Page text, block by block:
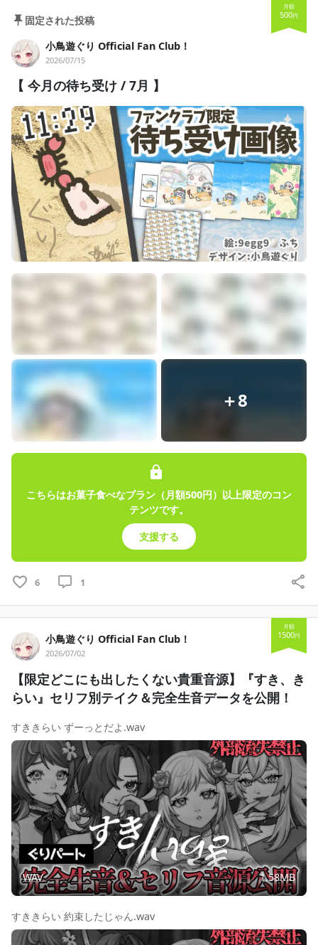
固定された投稿
小鳥遊ぐり Official Fan Club！
2026/07/15
月額
500円
【 今月の待ち受け / 7月 】
＋8
こちらはお菓子食べなプラン（月額500円）以上限定のコン
テンツです。
支援する
6 1
小鳥遊ぐり Official Fan Club！
2026/07/02
月額
1500円
【限定どこにも出したくない貴重音源】『すき、き
らい』セリフ別テイク＆完全生音データを公開！
すききらい ずーっとだよ.wav
WAV 1.58MB
すききらい 約束したじゃん.wav